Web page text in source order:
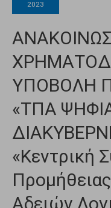
2023
ΥΠΟΒΟΛΗ
«ΤΠΑ
«Κεντρική
Αδειών